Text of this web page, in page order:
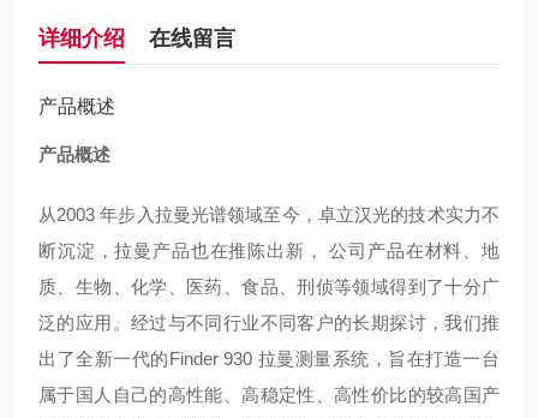
详细介绍 在线留言
产品概述
产品概述
从2003 年步入拉曼光谱领域至今，卓立汉光的技术实力不
断沉淀，拉曼产品也在推陈出新， 公司产品在材料、地
质、生物、化学、医药、食品、刑侦等领域得到了十分广
泛的应用。经过与不同行业不同客户的长期探讨，我们推
出了全新一代的Finder 930 拉曼测量系统，旨在打造一台
属于国人自己的高性能、高稳定性、高性价比的较高国产